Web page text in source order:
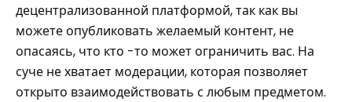
децентрализованной платформой, так как вы
можете опубликовать желаемый контент, не
опасаясь, что кто -то может ограничить вас. На
суче не хватает модерации, которая позволяет
открыто взаимодействовать с любым предметом.